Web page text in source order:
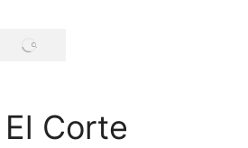
Corte